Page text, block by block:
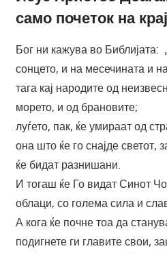
само почеток на
Бог ни кажува во Библијата:
сонцето, и на месечината и
тага кај народите од
морето, и од брановите;
луѓето, пак, ќе умираат од
она што ќе го снајде светот,
ќе бидат разнишани.
И тогаш ќе Го видат Синот
облаци, со голема сила и
А кога ќе почне тоа да
подигнете ги главите свои,